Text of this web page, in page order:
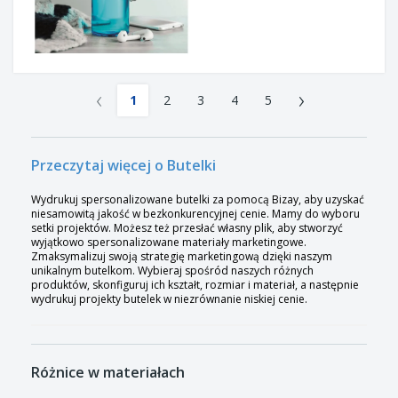
‹ 1 2 3 4 5 ›
Przeczytaj więcej o Butelki
Wydrukuj spersonalizowane butelki za pomocą Bizay, aby uzyskać
niesamowitą jakość w bezkonkurencyjnej cenie. Mamy do wyboru
setki projektów. Możesz też przesłać własny plik, aby stworzyć
wyjątkowo spersonalizowane materiały marketingowe.
Zmaksymalizuj swoją strategię marketingową dzięki naszym
unikalnym butelkom. Wybieraj spośród naszych różnych
produktów, skonfiguruj ich kształt, rozmiar i materiał, a następnie
wydrukuj projekty butelek w niezrównanie niskiej cenie.
Różnice w materiałach